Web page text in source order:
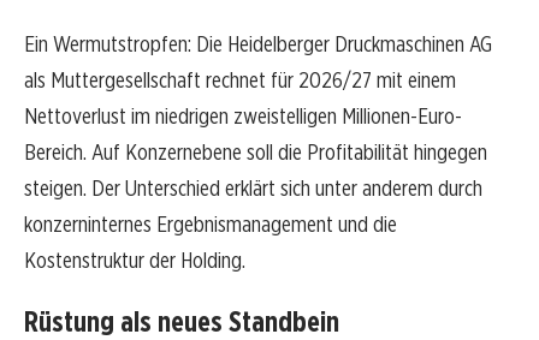
Ein Wermutstropfen: Die Heidelberger Druckmaschinen AG
als Muttergesellschaft rechnet für 2026/27 mit einem
Nettoverlust im niedrigen zweistelligen Millionen-Euro-
Bereich. Auf Konzernebene soll die Profitabilität hingegen
steigen. Der Unterschied erklärt sich unter anderem durch
konzerninternes Ergebnismanagement und die
Kostenstruktur der Holding.
Rüstung als neues Standbein